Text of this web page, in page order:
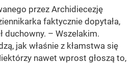
przez Archidiecezję
faktycznie dopytała,
duchowny. – Wszelakim.
jak właśnie z kłamstwa się
nawet wprost głoszą to,